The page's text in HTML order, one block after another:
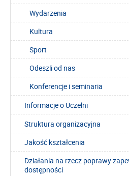
Wydarzenia
Kultura
Sport
Odeszli od nas
Konferencje i seminaria
Informacje o Uczelni
Struktura organizacyjna
Jakość kształcenia
Działania na rzecz poprawy
dostępności